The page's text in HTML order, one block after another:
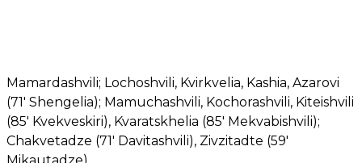
Mamardashvili; Lochoshvili, Kvirkvelia, Kashia, Azarovi
(71' Shengelia); Mamuchashvili, Kochorashvili, Kiteishvili
(85' Kvekveskiri), Kvaratskhelia (85' Mekvabishvili);
Chakvetadze (71' Davitashvili), Zivzitadte (59'
Mikautadze).